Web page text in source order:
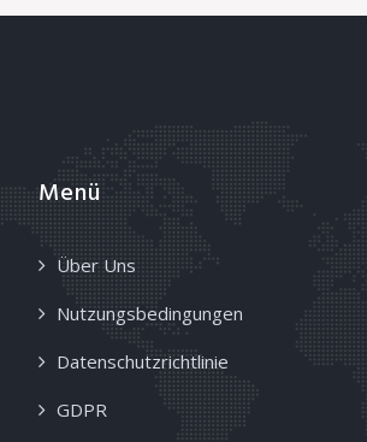
Menü
Über Uns
Nutzungsbedingungen
Datenschutzrichtlinie
GDPR